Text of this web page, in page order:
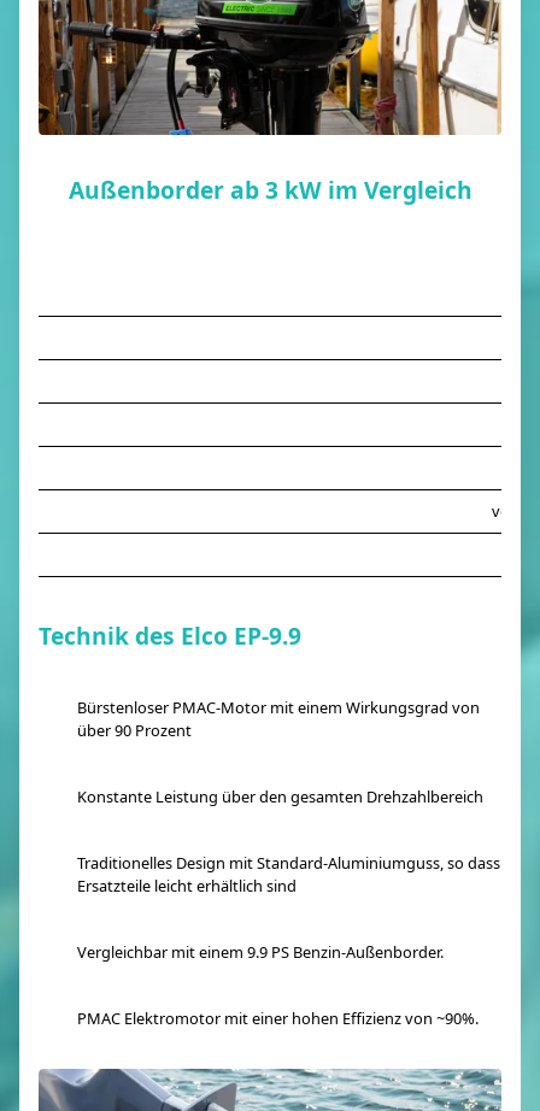
Außenborder ab 3 kW im Vergleich
Technik des Elco EP-9.9
Bürstenloser PMAC-Motor mit einem Wirkungsgrad von
über 90 Prozent
Konstante Leistung über den gesamten Drehzahlbereich
Traditionelles Design mit Standard-Aluminiumguss, so dass
Ersatzteile leicht erhältlich sind
Vergleichbar mit einem 9.9 PS Benzin-Außenborder.
PMAC Elektromotor mit einer hohen Effizienz von ~90%.